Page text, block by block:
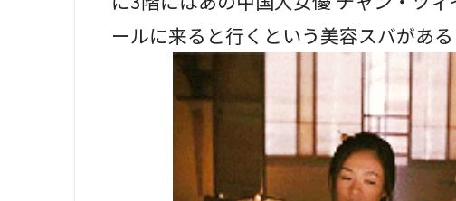
ールに来ると行くという美容スバがある